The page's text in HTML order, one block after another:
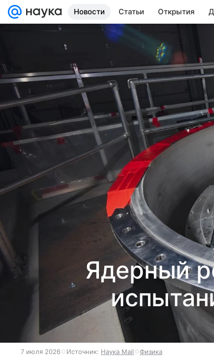
Новости Статьи Открытия
Ядерный
7 июля 2026 Источник: Наука Mail Физика